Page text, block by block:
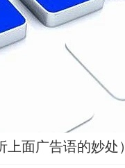
面广告语的妙处）